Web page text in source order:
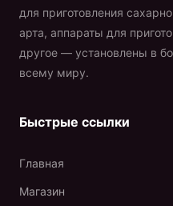
для приготовления
арта, аппараты для
другое — установлены в
всему миру.
Быстрые ссылки
Главная
Магазин